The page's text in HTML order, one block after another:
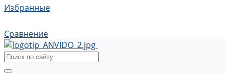
Избранные
Сравнение